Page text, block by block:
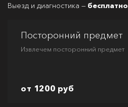
Выезд и диагностика — бесплатно
Посторонний предмет
Извлечем посторонний предмет
от 1200 руб